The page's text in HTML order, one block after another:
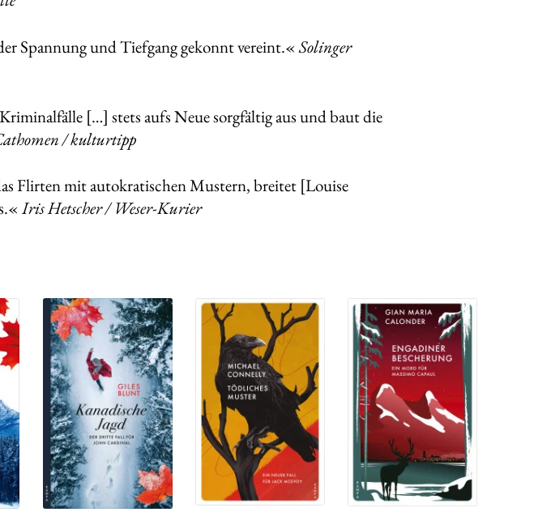
Spannung und Tiefgang gekonnt vereint.«Solinger
[…] stets aufs Neue sorgfältig aus und baut die
/ kulturtipp
Flirten mit autokratischen Mustern, breitet [Louise
Iris Hetscher / Weser-Kurier